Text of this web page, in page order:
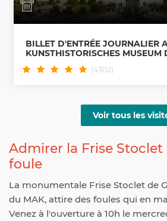
BILLET D'ENTRÉE JOURNALIER
KUNSTHISTORISCHES MUSEUM
(4302)
Voir tous les
Admirer la Frise
foule
La monumentale Frise Stoclet de
du MAK, attire des foules qui en
Venez à l'ouverture à 10h le